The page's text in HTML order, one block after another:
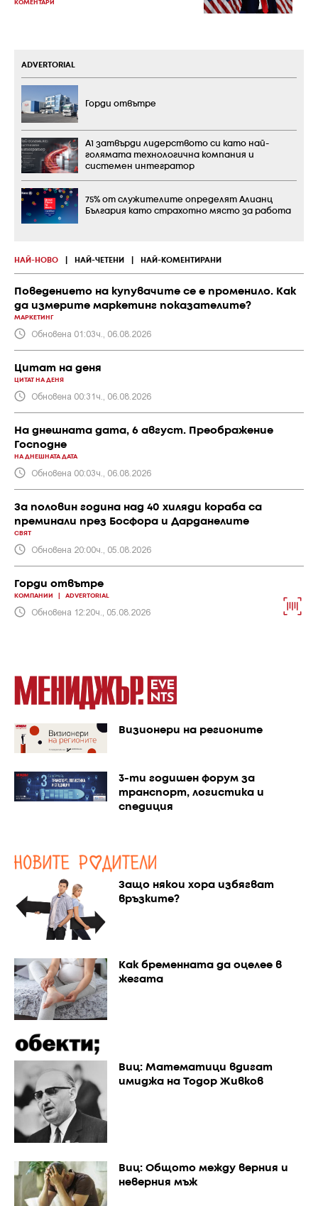
КОМЕНТАРИ
НАЙ-НОВО НАЙ-ЧЕТЕНИ НАЙ-КОМЕНТИРАНИ
Поведението на купувачите се е променило. Как
да измерите маркетинг показателите?
МАРКЕТИНГ
Обновена 01:03ч., 06.08.2026
Цитат на деня
ЦИТАТ НА ДЕНЯ
Обновена 00:31ч., 06.08.2026
На днешната дата, 6 август. Преображение
Господне
НА ДНЕШНАТА ДАТА
Обновена 00:03ч., 06.08.2026
За половин година над 40 хиляди кораба са
преминали през Босфора и Дарданелите
СВЯТ
Обновена 20:00ч., 05.08.2026
Горди отвътре
КОМПАНИИ ADVERTORIAL
Обновена 12:20ч., 05.08.2026
ADVERTORIAL
Горди отвътре
А1 затвърди лидерството си като най-
голямата технологична компания и
системен интегратор
75% от служителите определят Алианц
България като страхотно място за работа
Визионери на регионите
3-ти годишен форум за
транспорт, логистика и
спедиция
Защо някои хора избягват
връзките?
Как бременната да оцелее в
жегата
Виц: Математици вдигат
имиджа на Тодор Живков
Виц: Общото между верния и
неверния мъж